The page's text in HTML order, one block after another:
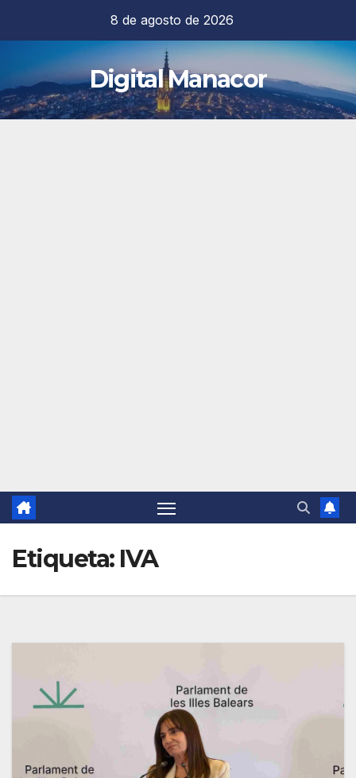
contenido
8 de agosto de 2026
Digital Manacor
Etiqueta: IVA